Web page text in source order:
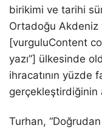
birikimi ve tarihi
Ortadoğu Akdeniz
[vurguluContent
yazı”] ülkesinde
ihracatının yüzde
gerçekleştirdiğinin
Turhan,